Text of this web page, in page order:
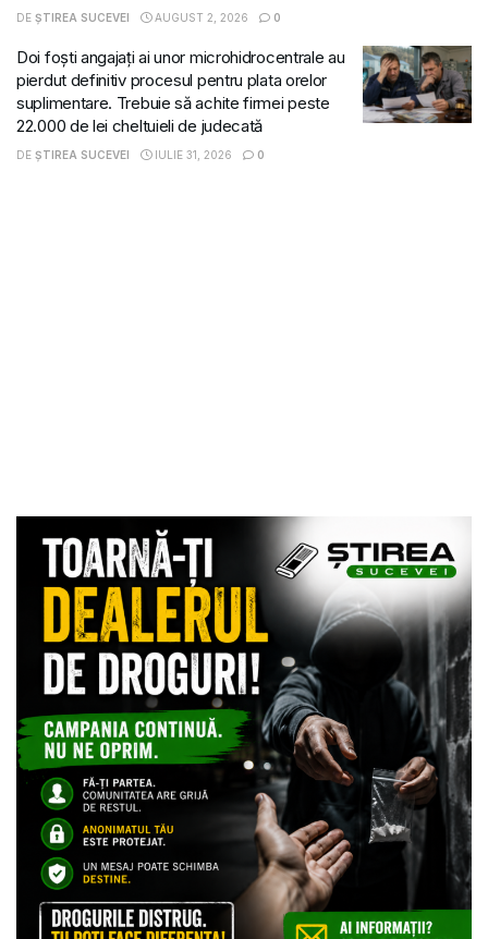
DE ȘTIREA SUCEVEI AUGUST 2, 2026 0
Doi foști angajați ai unor microhidrocentrale au
pierdut definitiv procesul pentru plata orelor
suplimentare. Trebuie să achite firmei peste
22.000 de lei cheltuieli de judecată
DE ȘTIREA SUCEVEI IULIE 31, 2026 0